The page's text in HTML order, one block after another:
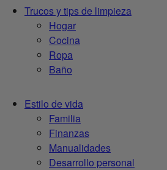
Trucos y tips de limpieza
Hogar
Cocina
Ropa
Baño
Estilo de vida
Familia
Finanzas
Manualidades
Desarrollo personal